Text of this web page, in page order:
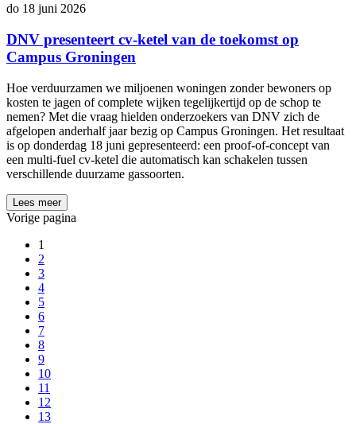
do 18 juni 2026
DNV presenteert cv-ketel van de toekomst op
Campus Groningen
Hoe verduurzamen we miljoenen woningen zonder bewoners op
kosten te jagen of complete wijken tegelijkertijd op de schop te
nemen? Met die vraag hielden onderzoekers van DNV zich de
afgelopen anderhalf jaar bezig op Campus Groningen. Het resultaat
is op donderdag 18 juni gepresenteerd: een proof-of-concept van
een multi-fuel cv-ketel die automatisch kan schakelen tussen
verschillende duurzame gassoorten.
Lees meer
Vorige pagina
1
2
3
4
5
6
7
8
9
10
11
12
13